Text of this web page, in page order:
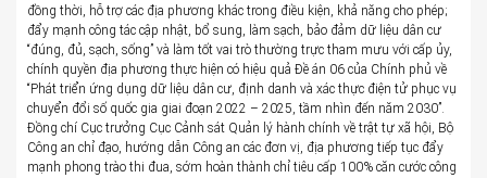
đồng thời, hỗ trợ các địa phương khác trong điều kiện, khả năng cho phép;
đẩy mạnh công tác cập nhật, bổ sung, làm sạch, bảo đảm dữ liệu dân cư
“đúng, đủ, sạch, sống” và làm tốt vai trò thường trực tham mưu với cấp ủy,
chính quyền địa phương thực hiện có hiệu quả Đề án 06 của Chính phủ về
“Phát triển ứng dụng dữ liệu dân cư, định danh và xác thực điện tử phục vụ
chuyển đổi số quốc gia giai đoạn 2022 – 2025, tầm nhìn đến năm 2030”.
Đồng chí Cục trưởng Cục Cảnh sát Quản lý hành chính về trật tự xã hội, Bộ
Công an chỉ đạo, hướng dẫn Công an các đơn vị, địa phương tiếp tục đẩy
mạnh phong trào thi đua, sớm hoàn thành chỉ tiêu cấp 100% căn cước công